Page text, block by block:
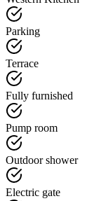
Parking
Terrace
Fully furnished
Pump room
Outdoor shower
Electric gate